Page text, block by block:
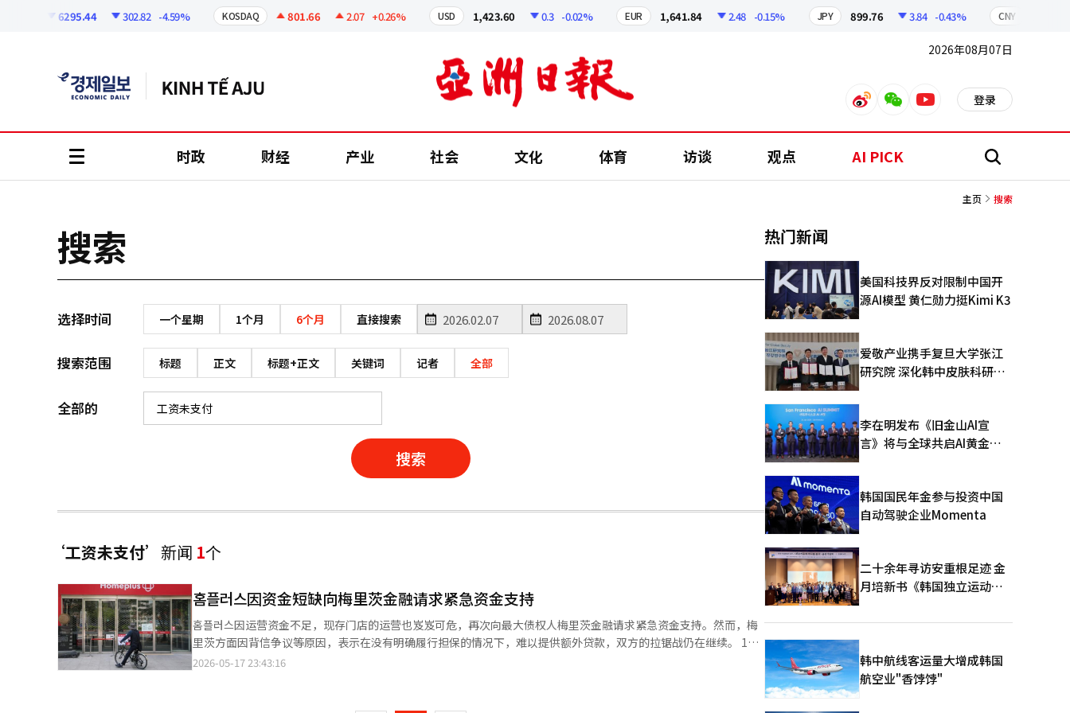
6295.44 302.82 -4.59% KOSDAQ 801.66 2.07 +0.26% USD 1,423.60 0.3 -0.02% EUR 1,641.84 2.48 -0.15% JPY 899.76 3.84 -0.43% CNY
2026年08月07日
weiboweixinyoutube 登录
时政 财经 产业 社会 文化 体育 访谈 观点 AI PICK 搜
主页 搜索
搜索
选择时间 一个星期 1个月 6个月 直接搜索
搜索范围 标题 正文 标题+正文 关键词 记者 全部
全部的
搜索
‘工资未支付’ 新闻 1个
홈플러스因资金短缺向梅里茨金融请求紧急资金支持
홈플러스因运营资金不足，现存门店的运营也岌岌可危，再次向最大债权人梅里茨金融请求紧急资金支持。然而，梅
里茨方面因背信争议等原因，表示在没有明确履行担保的情况下，难以提供额外贷款，双方的拉锯战仍在继续。 17
日，홈플러스在声明中表示：“梅里茨已将大部分主要资产以担保信托的形式锁定，因此无法自行筹集运营资
2026-05-17 23:43:16
热门新闻
美国科技界反对限制中国开
源AI模型 黄仁勋力挺Kimi K3
爱敬产业携手复旦大学张江
研究院 深化韩中皮肤科研合
李在明发布《旧金山AI宣
言》将与全球共启AI黄金时
韩国国民年金参与投资中国
自动驾驶企业Momenta
二十余年寻访安重根足迹 金
月培新书《韩国独立运动圣
版
韩中航线客运量大增成韩国
航空业"香饽饽"